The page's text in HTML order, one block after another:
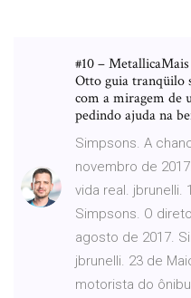
#10 –
Otto guia tranqüilo
com a miragem de
pedindo ajuda na
Simpsons. A
novembro de
vida real. jbrunelli.
Simpsons. O
agosto de 2017.
jbrunelli. 23 de
motorista do